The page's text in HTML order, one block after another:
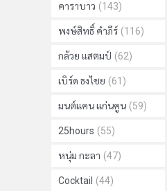
คาราบาว (143)
พงษ์สิทธิ์ คำภีร์ (116)
กล้วย แสตมป์ (62)
เบิร์ด ธงไชย (61)
มนต์แคน แก่นคูน (59)
25hours (55)
หนุ่ม กะลา (47)
Cocktail (44)